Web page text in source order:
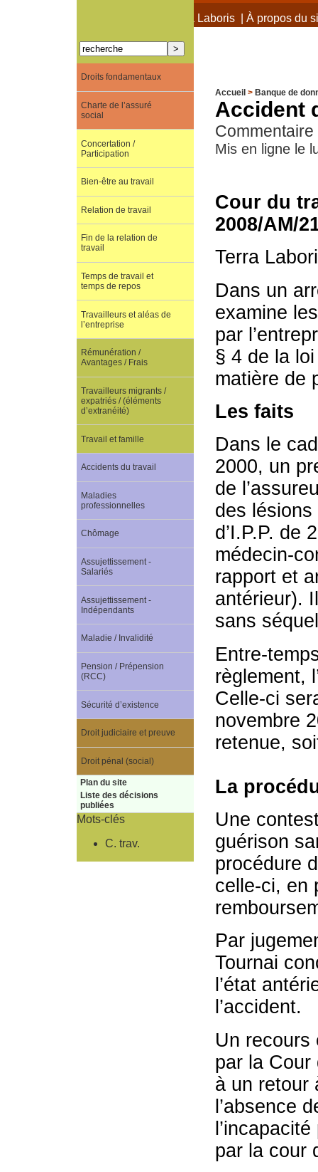
À propos de Terra Laboris| À propos du
Accueil > Banque de
Accident
Mis en ligne le
Cour du
2008/AM/
Terra
Dans un
examine
par
§ 4 de la
matière de
Les faits
Dans le
2000, un
de
des
d’I.P.P. de
médecin-
rapport et
antérieur).
sans
Entre-
règlement,
Celle-ci
novembre
retenue,
La
Une
guérison
procédure
celle-ci, en
Par
Tournai
l’état
l’accident.
Un recours
par la Cour
à un retour
l’absence
par la cour
Droits fondamentaux
Charte de l’assuré
social
Concertation /
Participation
Bien-être au travail
Relation de travail
Fin de la relation de
travail
Temps de travail et
temps de repos
Travailleurs et aléas de
l’entreprise
Rémunération /
Avantages / Frais
Travailleurs migrants /
expatriés / (éléments
d’extranéité)
Travail et famille
Accidents du travail
Maladies
professionnelles
Chômage
Assujettissement -
Salariés
Assujettissement -
Indépendants
Maladie / Invalidité
Pension / Prépension
(RCC)
Sécurité d’existence
Droit judiciaire et preuve
Droit pénal (social)
Plan du site
Liste des décisions
publiées
Mots-clés
C. trav.